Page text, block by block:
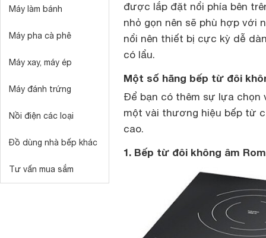
Máy làm bánh
Máy pha cà phê
Máy xay, máy ép
Máy đánh trứng
Nồi điện các loại
Đồ dùng nhà bếp khác
Tư vấn mua sắm
được lắp đặt nổi phía bên
nhỏ gọn nên sẽ phù hợp với
nổi nên thiết bị cực kỳ dễ
có lẩu.
Một số hãng bếp từ đôi
Để bạn có thêm sự lựa chọn
một vài thương hiệu bếp từ
cao.
1. Bếp từ đôi không âm